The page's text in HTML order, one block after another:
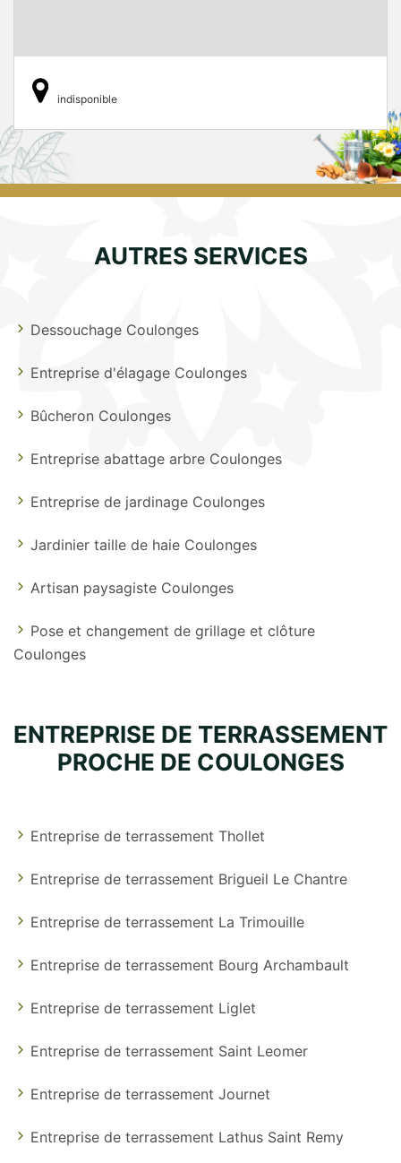
indisponible
AUTRES SERVICES
Dessouchage Coulonges
Entreprise d'élagage Coulonges
Bûcheron Coulonges
Entreprise abattage arbre Coulonges
Entreprise de jardinage Coulonges
Jardinier taille de haie Coulonges
Artisan paysagiste Coulonges
Pose et changement de grillage et clôture
Coulonges
ENTREPRISE DE TERRASSEMENT
PROCHE DE COULONGES
Entreprise de terrassement Thollet
Entreprise de terrassement Brigueil Le Chantre
Entreprise de terrassement La Trimouille
Entreprise de terrassement Bourg Archambault
Entreprise de terrassement Liglet
Entreprise de terrassement Saint Leomer
Entreprise de terrassement Journet
Entreprise de terrassement Lathus Saint Remy